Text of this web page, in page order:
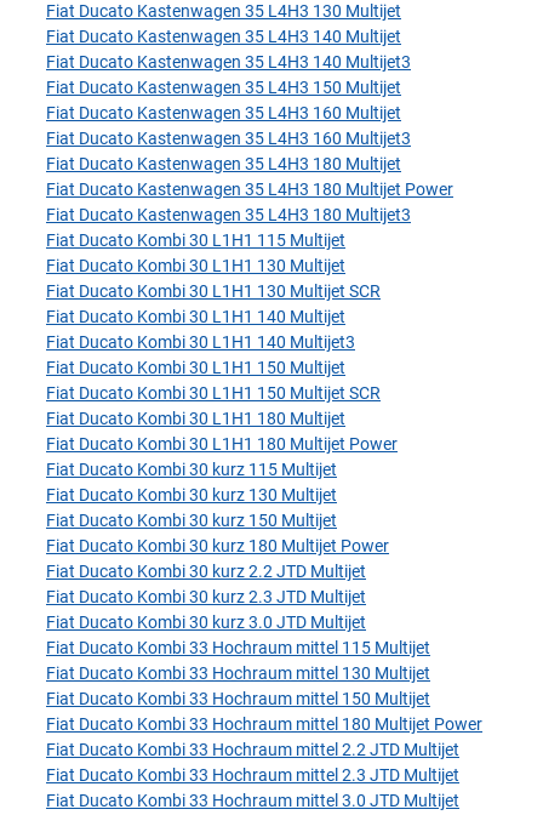
Fiat Ducato Kastenwagen 35 L4H3 130 Multijet
Fiat Ducato Kastenwagen 35 L4H3 140 Multijet
Fiat Ducato Kastenwagen 35 L4H3 140 Multijet3
Fiat Ducato Kastenwagen 35 L4H3 150 Multijet
Fiat Ducato Kastenwagen 35 L4H3 160 Multijet
Fiat Ducato Kastenwagen 35 L4H3 160 Multijet3
Fiat Ducato Kastenwagen 35 L4H3 180 Multijet
Fiat Ducato Kastenwagen 35 L4H3 180 Multijet Power
Fiat Ducato Kastenwagen 35 L4H3 180 Multijet3
Fiat Ducato Kombi 30 L1H1 115 Multijet
Fiat Ducato Kombi 30 L1H1 130 Multijet
Fiat Ducato Kombi 30 L1H1 130 Multijet SCR
Fiat Ducato Kombi 30 L1H1 140 Multijet
Fiat Ducato Kombi 30 L1H1 140 Multijet3
Fiat Ducato Kombi 30 L1H1 150 Multijet
Fiat Ducato Kombi 30 L1H1 150 Multijet SCR
Fiat Ducato Kombi 30 L1H1 180 Multijet
Fiat Ducato Kombi 30 L1H1 180 Multijet Power
Fiat Ducato Kombi 30 kurz 115 Multijet
Fiat Ducato Kombi 30 kurz 130 Multijet
Fiat Ducato Kombi 30 kurz 150 Multijet
Fiat Ducato Kombi 30 kurz 180 Multijet Power
Fiat Ducato Kombi 30 kurz 2.2 JTD Multijet
Fiat Ducato Kombi 30 kurz 2.3 JTD Multijet
Fiat Ducato Kombi 30 kurz 3.0 JTD Multijet
Fiat Ducato Kombi 33 Hochraum mittel 115 Multijet
Fiat Ducato Kombi 33 Hochraum mittel 130 Multijet
Fiat Ducato Kombi 33 Hochraum mittel 150 Multijet
Fiat Ducato Kombi 33 Hochraum mittel 180 Multijet Power
Fiat Ducato Kombi 33 Hochraum mittel 2.2 JTD Multijet
Fiat Ducato Kombi 33 Hochraum mittel 2.3 JTD Multijet
Fiat Ducato Kombi 33 Hochraum mittel 3.0 JTD Multijet